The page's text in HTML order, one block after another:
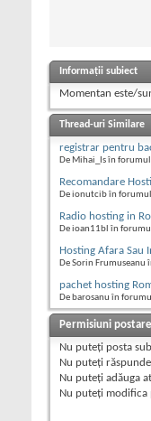
Informații subiect
Momentan este/
Thread-uri Similare
registrar pentru
De Mihai_Is în
Recomandare
De ionutcib în
Radio hosting in
De ioan11bl în
Hosting Afara Sau
De Sorin
pachet hosting
De barosanu în
Permisiuni postare
Nu puteţi posta
Nu puteţi
Nu puteţi adăuga
Nu puteţi